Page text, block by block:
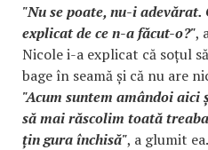
"Nu se poate, nu-i
explicat de ce n-a făcut-o?",
Nicole i-a explicat că soțul
bage în seamă și că nu are
"Acum suntem amândoi
să mai răscolim toată
țin gura închisă", a glumit ea.